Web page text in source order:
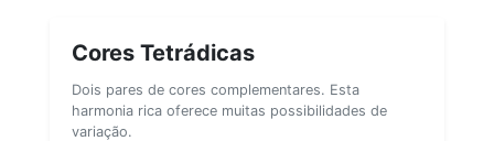
Cores Tetrádicas
Dois pares de cores complementares. Esta
harmonia rica oferece muitas possibilidades de
variação.